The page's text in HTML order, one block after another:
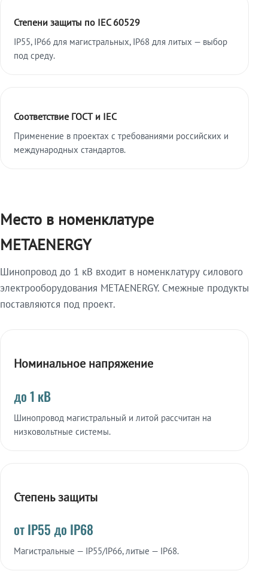
Степени защиты по IEC 60529
IP55, IP66 для магистральных, IP68 для литых — выбор
под среду.
Соответствие ГОСТ и IEC
Применение в проектах с требованиями российских и
международных стандартов.
Место в номенклатуре
METAENERGY
Шинопровод до 1 кВ входит в номенклатуру силового
электрооборудования METAENERGY. Смежные продукты
поставляются под проект.
Номинальное напряжение
до 1 кВ
Шинопровод магистральный и литой рассчитан на
низковольтные системы.
Степень защиты
от IP55 до IP68
Магистральные — IP55/IP66, литые — IP68.